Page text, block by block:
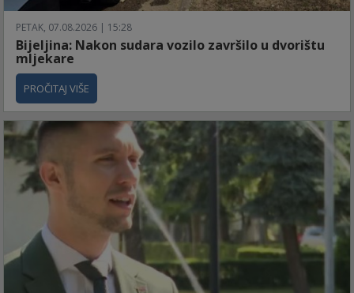
PETAK, 07.08.2026 | 15:28
Bijeljina: Nakon sudara vozilo završilo u dvorištu
mljekare
PROČITAJ VIŠE